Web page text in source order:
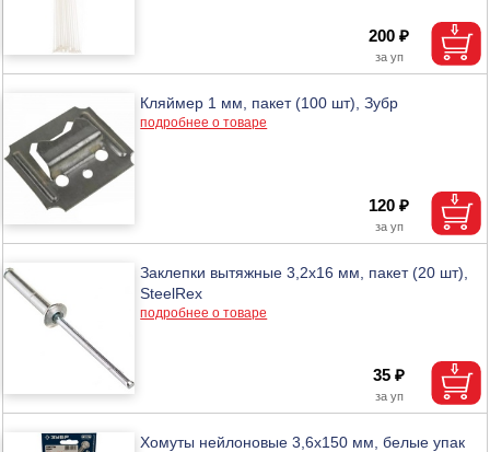
200 ₽
Кляймер 1 мм, пакет (100 шт), Зубр
подробнее о товаре
120 ₽
Заклепки вытяжные 3,2х16 мм, пакет (20 шт),
SteelRex
подробнее о товаре
35 ₽
Хомуты нейлоновые 3,6х150 мм, белые упак